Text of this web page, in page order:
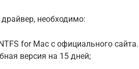
необходимо:
for Mac с официального
версия на 15 дней;